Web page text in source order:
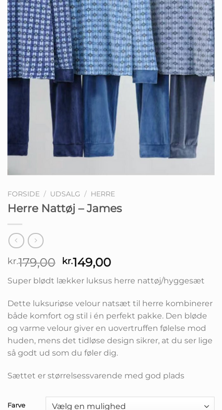
FORSIDE / UDSALG / HERRE
Herre Nattøj – James
kr.179,00 Den
oprindelige
pris
var:
kr.179,00.
kr.149,00Den
aktuelle
pris
er:
kr.149,00.
Super blødt lækker luksus herre nattøj/hyggesæt
Dette luksuriøse velour natsæt til herre kombinerer
både komfort og stil i én perfekt pakke. Den bløde
og varme velour giver en uovertruffen følelse mod
huden, mens det tidløse design sikrer, at du ser lige
så godt ud som du føler dig.
Sættet er størrelsessvarende med god plads
Farve